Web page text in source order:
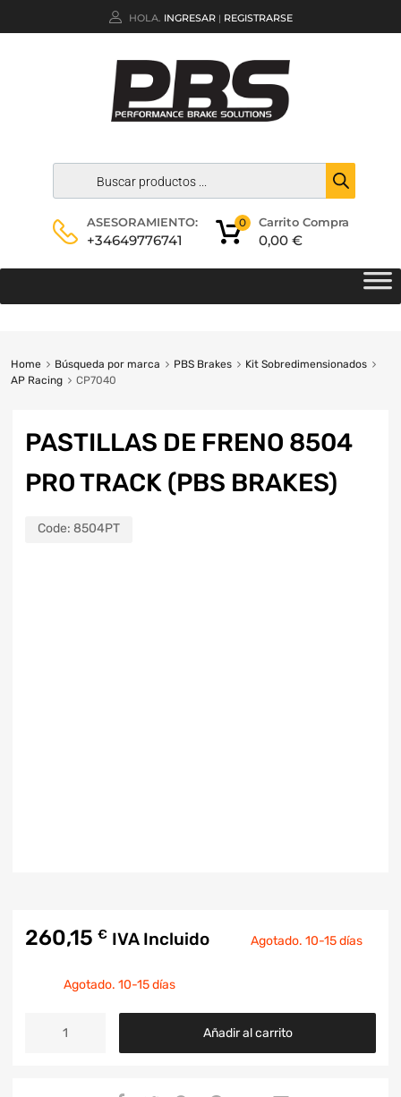
HOLA. INGRESAR | REGISTRARSE
ASESORAMIENTO:
+34649776741
Carrito Compra
0,00 €
0
Home Búsqueda por marca PBS Brakes
Kit Sobredimensionados
AP Racing
CP7040
PASTILLAS DE FRENO 8504
PRO TRACK (PBS BRAKES)
Code: 8504PT
260,15 € IVA Incluido Agotado. 10-15 días
Agotado. 10-15 días
Añadir al carrito